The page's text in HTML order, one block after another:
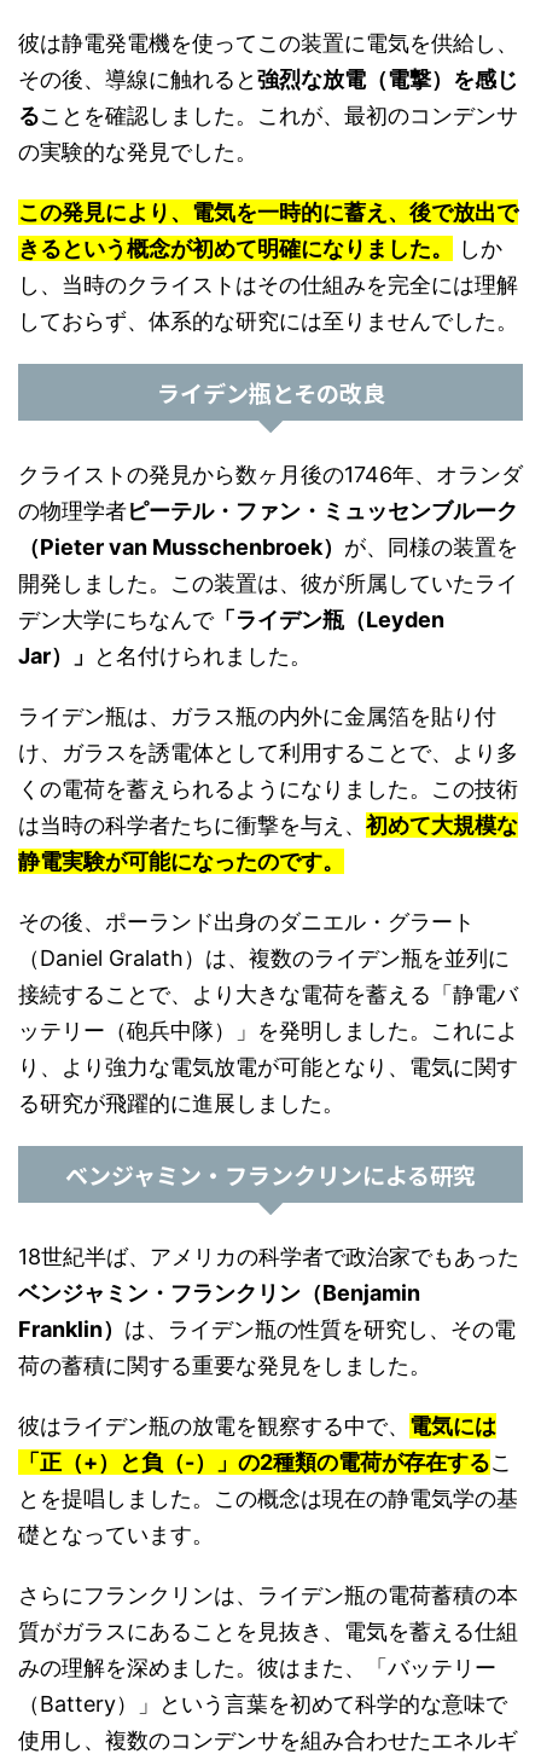
彼は静電発電機を使ってこの装置に電気を供給し、
その後、導線に触れると強烈な放電（電撃）を感じ
ることを確認しました。これが、最初のコンデンサ
の実験的な発見でした。
この発見により、電気を一時的に蓄え、後で放出で
きるという概念が初めて明確になりました。
しか
し、当時のクライストはその仕組みを完全には理解
しておらず、体系的な研究には至りませんでした。
ライデン瓶とその改良
クライストの発見から数ヶ月後の1746年、オランダ
の物理学者ピーテル・ファン・ミュッセンブルーク
（Pieter van Musschenbroek） が、同様の装置を
開発しました。この装置は、彼が所属していたライ
デン大学にちなんで「ライデン瓶（Leyden
Jar）」
と名付けられました。
ライデン瓶は、ガラス瓶の内外に金属箔を貼り付
け、ガラスを誘電体として利用することで、より多
くの電荷を蓄えられるようになりました。この技術
は当時の科学者たちに衝撃を与え、 初めて大規模な
静電実験が可能になったのです。
その後、ポーランド出身のダニエル・グラート
（Daniel Gralath）は、複数のライデン瓶を並列に
接続することで、より大きな電荷を蓄える「静電バ
ッテリー（砲兵中隊）」を発明しました。これによ
り、より強力な電気放電が可能となり、電気に関す
る研究が飛躍的に進展しました。
ベンジャミン・フランクリンによる研究
18世紀半ば、アメリカの科学者で政治家でもあった
ベンジャミン・フランクリン（Benjamin
Franklin） は、ライデン瓶の性質を研究し、その電
荷の蓄積に関する重要な発見をしました。
彼はライデン瓶の放電を観察する中で、 電気には
「正（+）と負（-）」の2種類の電荷が存在するこ
とを提唱しました。この概念は現在の静電気学の基
礎となっています。
さらにフランクリンは、ライデン瓶の電荷蓄積の本
質がガラスにあることを見抜き、電気を蓄える仕組
みの理解を深めました。彼はまた、「バッテリー
（Battery）」という言葉を初めて科学的な意味で
使用し、複数のコンデンサを組み合わせたエネルギ